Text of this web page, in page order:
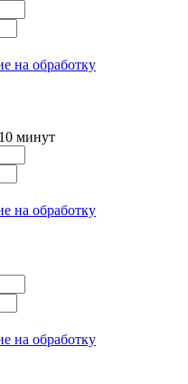
на обработку
минут
на обработку
на обработку